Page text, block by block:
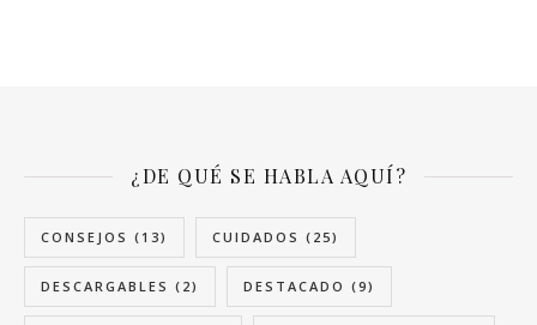
¿DE QUÉ SE HABLA AQUÍ?
CONSEJOS (13) CUIDADOS (25)
DESCARGABLES (2) DESTACADO (9)